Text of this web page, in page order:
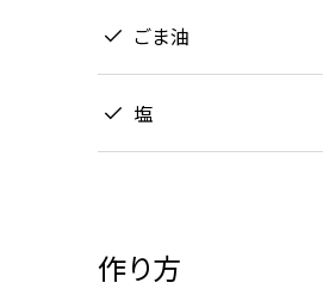
ごま油
塩
作り方